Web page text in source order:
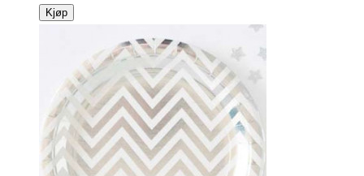
Kjøp